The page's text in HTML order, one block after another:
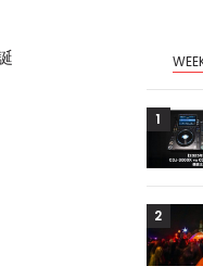
ラブ10選【2024
ンドの新首相は元
1
2